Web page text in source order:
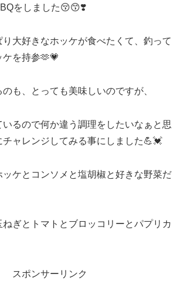
をしました😚😙❣️
大好きなホッケが食べたくて、釣って
を持参🫶💗
も、とっても美味しいのですが、
るので何か違う調理をしたいなぁと思
チャレンジしてみる事にしました💪💓
ッケとコンソメと塩胡椒と好きな野菜だ
ぎとトマトとブロッコリーとパプリカ
スポンサーリンク